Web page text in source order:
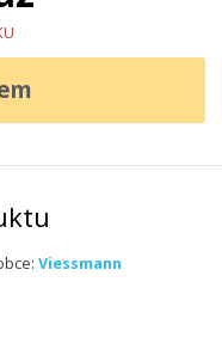
Viessmann